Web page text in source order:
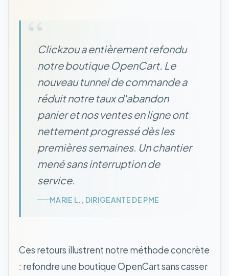
“Clickzou a entièrement refondu
notre boutique OpenCart. Le
nouveau tunnel de commande a
réduit notre taux d'abandon
panier et nos ventes en ligne ont
nettement progressé dès les
premières semaines. Un chantier
mené sans interruption de
service.
MARIE L., DIRIGEANTE DE PME
Ces retours illustrent notre méthode concrète
: refondre une boutique OpenCart sans casser